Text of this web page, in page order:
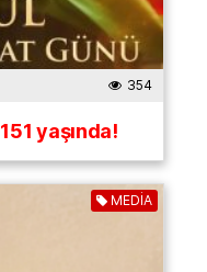
354
151 yaşında!
MEDİA